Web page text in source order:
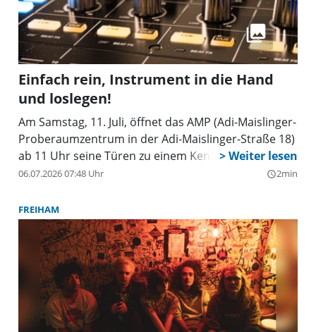
Einfach rein, Instrument in die Hand
und loslegen!
Am Samstag, 11. Juli, öffnet das AMP (Adi-Maislinger-
Proberaumzentrum in der Adi-Maislinger-Straße 18)
ab 11 Uhr seine Türen zu einem Kennenlern-Tag.
06.07.2026 07:48 Uhr query_builder2min
FREIHAM